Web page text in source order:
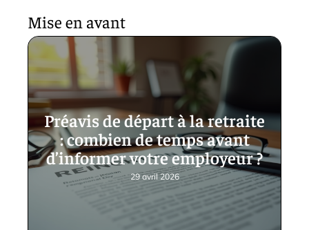
Mise en avant
Préavis de départ à la retraite
: combien de temps avant
d’informer votre employeur ?
29 avril 2026